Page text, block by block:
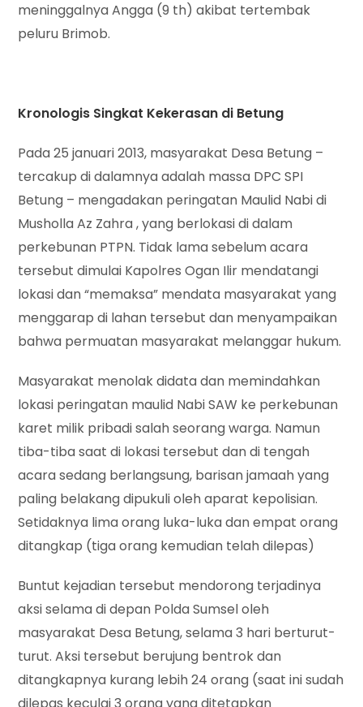
meninggalnya Angga (9 th) akibat tertembak
peluru Brimob.
Kronologis Singkat Kekerasan di Betung
Pada 25 januari 2013, masyarakat Desa Betung –
tercakup di dalamnya adalah massa DPC SPI
Betung – mengadakan peringatan Maulid Nabi di
Musholla Az Zahra , yang berlokasi di dalam
perkebunan PTPN. Tidak lama sebelum acara
tersebut dimulai Kapolres Ogan Ilir mendatangi
lokasi dan “memaksa” mendata masyarakat yang
menggarap di lahan tersebut dan menyampaikan
bahwa permuatan masyarakat melanggar hukum.
Masyarakat menolak didata dan memindahkan
lokasi peringatan maulid Nabi SAW ke perkebunan
karet milik pribadi salah seorang warga. Namun
tiba-tiba saat di lokasi tersebut dan di tengah
acara sedang berlangsung, barisan jamaah yang
paling belakang dipukuli oleh aparat kepolisian.
Setidaknya lima orang luka-luka dan empat orang
ditangkap (tiga orang kemudian telah dilepas)
Buntut kejadian tersebut mendorong terjadinya
aksi selama di depan Polda Sumsel oleh
masyarakat Desa Betung, selama 3 hari berturut-
turut. Aksi tersebut berujung bentrok dan
ditangkapnya kurang lebih 24 orang (saat ini sudah